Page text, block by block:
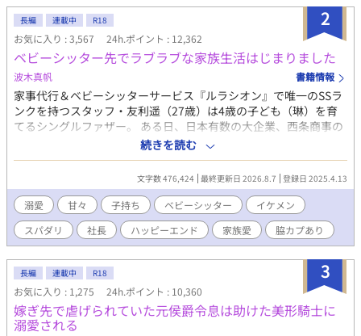
お世話されています』の中の脇カップルだったのですが、最近も
のすごくこの2人の出番が増えてきて主人公カップルの話が進まな
いので、直純が磯山先生宅にお世話になるところから話を独立さ
せることにしました。 とりあえずあちらの話を移動させて少しず
つ繋がりを綺麗にしようと思っています。 年齢の都合もありR18
までは少しかかりますが、その場面には※つけます。
2
長編 連載中 R18
お気に入り : 3,567 24h.ポイント : 12,362
ベビーシッター先でラブラブな家族生活はじまりました
波木真帆 書籍情報
家事代行＆ベビーシッターサービス『ルラシオン』で唯一のSSラ
ンクを持つスタッフ・友利遥（27歳）は4歳の子ども（琳）を育
てるシングルファザー。 ある日、日本有数の大企業、西条商事の
社長宅でのベビーシッター兼家事スタッフの依頼がきた。 拘束時
間が長いため琳に寂しい思いをさせるのではと迷いはあったもの
の、琳の優しい後押しがあって依頼を受けることにした。 恐ろし
く豪華なマンションで３歳の男の子のベビーシッターが始まり順
調な出だしだったがとんでもない事件が巻き起こり、しばらくの
間、琳も一緒に社長宅で住み込みで働くことに。でもなぜか一緒
に暮らし始めてから西条さんとラブラブな雰囲気になってき
て……。 シングルファザーのベビーシッターと子どもの扱いに慣
れていない社長とのイチャラブハッピーエンド小説です。 R18に
は※つけます。
続きを読む
文字数 476,424 最終更新日 2026.8.7 登録日 2025.4.13
溺愛 甘々 子持ち ベビーシッター
イケメン
スパダリ
社長 ハッピーエンド 家族愛 脇カプあり
3
長編 連載中 R18
お気に入り : 1,275 24h.ポイント : 10,360
嫁ぎ先で虐げられていた元侯爵令息は助けた美形騎士に
溺愛される